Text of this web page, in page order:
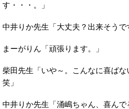
す・・・。」
中井りか先生「大丈夫？出来そうで
まーがりん「頑張ります。」
柴田先生「いや～。こんなに喜ばな
笑」
中井りか先生「涌嶋ちゃん、喜んで